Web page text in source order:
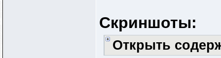
Скриншоты:
Открыть